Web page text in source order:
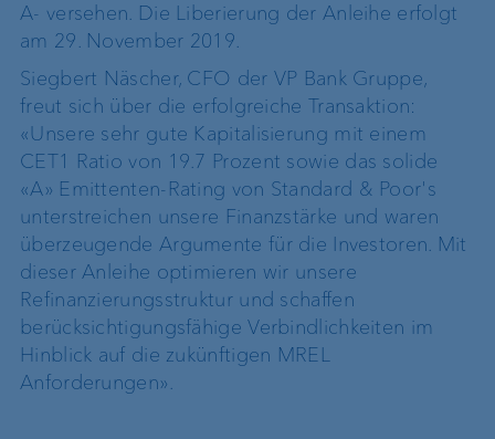
A- versehen. Die Liberierung der Anleihe erfolgt
am 29. November 2019.
Siegbert Näscher, CFO der VP Bank Gruppe,
freut sich über die erfolgreiche Transaktion:
«Unsere sehr gute Kapitalisierung mit einem
CET1 Ratio von 19.7 Prozent sowie das solide
«A» Emittenten-Rating von Standard & Poor's
unterstreichen unsere Finanzstärke und waren
überzeugende Argumente für die Investoren. Mit
dieser Anleihe optimieren wir unsere
Refinanzierungsstruktur und schaffen
berücksichtigungsfähige Verbindlichkeiten im
Hinblick auf die zukünftigen MREL
Anforderungen».